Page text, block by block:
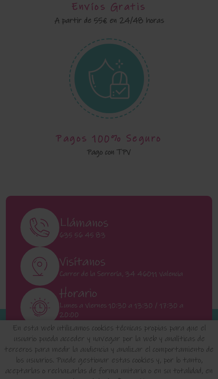
Envíos Gratis
A partir de 55€ en 24/48 horas
Pagos 100% Seguro
Pago con TPV
En esta web utilizamos cookies técnicas propias para que el
usuario pueda acceder y navegar por la web y analíticas de
terceros para medir la audiencia y analizar el comportamiento de
los usuarios. Puede gestionar estas cookies y, por lo tanto,
aceptarlas o rechazarlas de forma unitaria o en su totalidad, en
Llámanos
635 56 45 83
Visítanos
Carrer de la Serrería, 34 46011 Valencia
Horario
Lunes a Viernes 10:30 a 13:30 / 17:30 a
20:00
Sábados 11:00 a 13:00
INICIO QUIENES SOMOS FAQ'S